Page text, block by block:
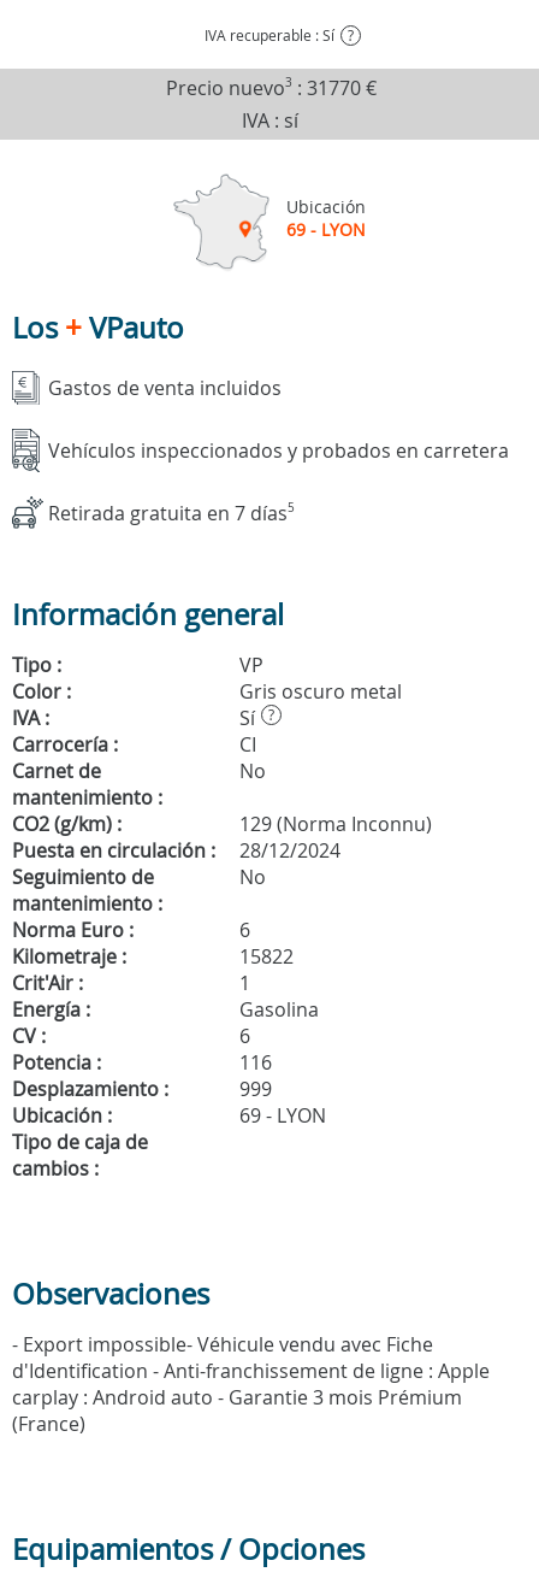
IVA recuperable : Sí ?
Precio nuevo3 : 31770 €
IVA : sí
Ubicación
69 - LYON
Los+VPauto
Gastos de venta incluidos
Vehículos inspeccionados y probados en carretera
Retirada gratuita en 7 días5
Información general
Tipo :
VP
Color :
Gris oscuro metal
IVA :
Sí ?
Carrocería :
CI
Carnet de
mantenimiento :
No
CO2 (g/km) :
129 (Norma Inconnu)
Puesta en circulación :
28/12/2024
Seguimiento de
mantenimiento :
No
Norma Euro :
6
Kilometraje :
15822
Crit'Air :
1
Energía :
Gasolina
CV :
6
Potencia :
116
Desplazamiento :
999
Ubicación :
69 - LYON
Tipo de caja de
cambios :
Observaciones
- Export impossible- Véhicule vendu avec Fiche
d'Identification - Anti-franchissement de ligne : Apple
carplay : Android auto - Garantie 3 mois Prémium
(France)
Equipamientos / Opciones